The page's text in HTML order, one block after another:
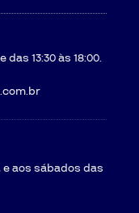
13:30 às 18:00.
e aos sábados das